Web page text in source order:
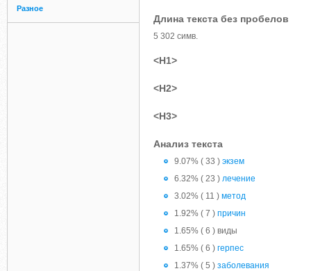
Разное
Длина текста без пробелов
5 302 симв.
<H1>
<H2>
<H3>
Анализ текста
9.07% ( 33 ) экзем
6.32% ( 23 ) лечение
3.02% ( 11 ) метод
1.92% ( 7 ) причин
1.65% ( 6 ) виды
1.65% ( 6 ) герпес
1.37% ( 5 ) заболевания